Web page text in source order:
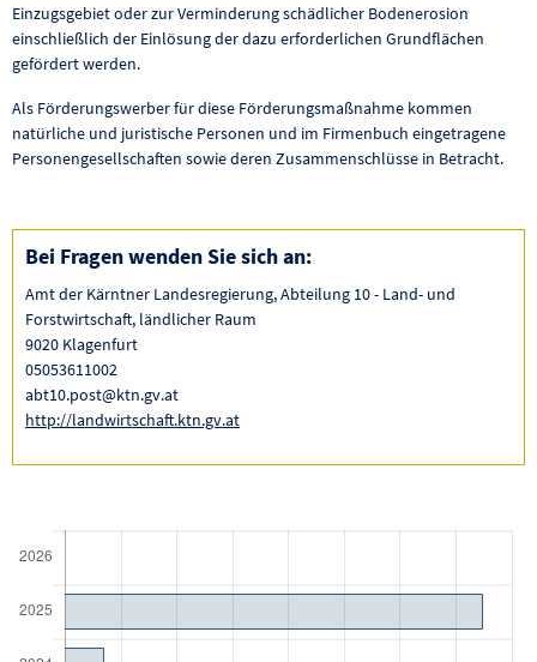
Einzugsgebiet oder zur Verminderung schädlicher Bodenerosion
einschließlich der Einlösung der dazu erforderlichen Grundflächen
gefördert werden.
Als Förderungswerber für diese Förderungsmaßnahme kommen
natürliche und juristische Personen und im Firmenbuch eingetragene
Personengesellschaften sowie deren Zusammenschlüsse in Betracht.
Bei Fragen wenden Sie sich an:
Amt der Kärntner Landesregierung, Abteilung 10 - Land- und
Forstwirtschaft, ländlicher Raum
9020 Klagenfurt
05053611002
abt10.post@ktn.gv.at
http://landwirtschaft.ktn.gv.at